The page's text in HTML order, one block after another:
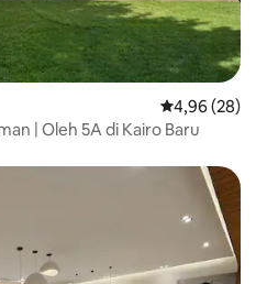
Nilai rata-rata
4,96 (28)
| Oleh 5A di Kairo Baru